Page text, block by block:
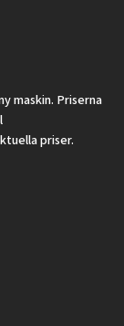
maskin. Priserna
priser.